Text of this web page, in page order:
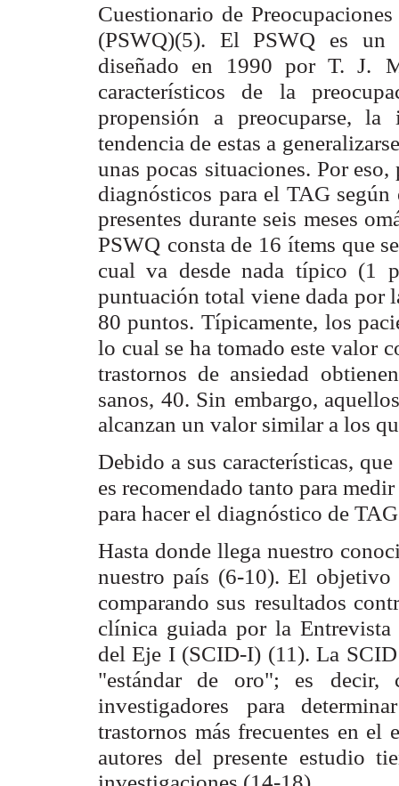
Cuestionario de
(PSWQ)(5). El PSWQ es un
diseñado en 1990 por T. J.
característicos de
la
propensión a preocuparse, la
tendencia de estas a
unas pocas situaciones. Por
diagnósticos para el TAG
presentes durante seis meses
PSWQ consta de 16 ítems que
cual va desde nada típico (1
puntuación total viene dada por
80 puntos. Típicamente, los
lo cual se ha tomado este valor
trastornos de ansiedad obtienen
sanos, 40. Sin embargo,
alcanzan un valor similar a los
Debido a sus características,
es recomendado tanto para
para hacer el diagnóstico de
Hasta donde llega nuestro
nuestro país (6-10). El objetivo
comparando sus resultados
clínica guiada por la Entrevista
del Eje I (SCID-I) (11). La
"estándar de oro"; es
decir,
investigadores
para
trastornos más frecuentes en
autores del presente estudio